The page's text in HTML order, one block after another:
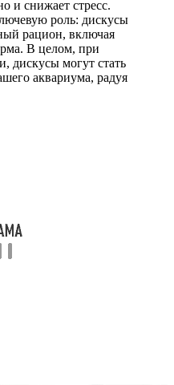
и снижает стресс.
роль: дискусы
рацион, включая
В целом, при
дискусы могут стать
аквариума, радуя